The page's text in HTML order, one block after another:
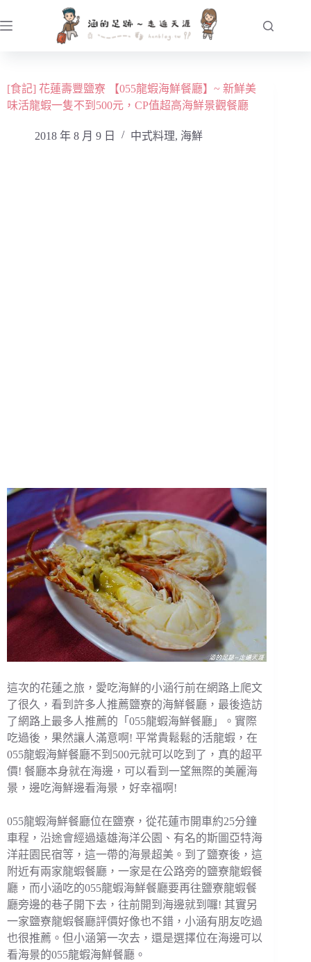
至
容[食記] 花蓮壽豐鹽寮 【055龍蝦海鮮餐廳】~ 新鮮美
味活龍蝦一隻不到500元，CP值超高海鮮景觀餐廳
2018 年 8 月 9 日 中式料理, 海鮮
這次的花蓮之旅，愛吃海鮮的小涵行前在網路上爬文
了很久，看到許多人推薦鹽寮的海鮮餐廳，最後造訪
了網路上最多人推薦的「055龍蝦海鮮餐廳」。實際
吃過後，果然讓人滿意啊! 平常貴鬆鬆的活龍蝦，在
055龍蝦海鮮餐廳不到500元就可以吃到了，真的超平
價! 餐廳本身就在海邊，可以看到一望無際的美麗海
景，邊吃海鮮邊看海景，好幸福啊!
055龍蝦海鮮餐廳位在鹽寮，從花蓮市開車約25分鐘
車程，沿途會經過遠雄海洋公園、有名的斯圖亞特海
洋莊園民宿等，這一帶的海景超美。到了鹽寮後，這
附近有兩家龍蝦餐廳，一家是在公路旁的鹽寮龍蝦餐
廳，而小涵吃的055龍蝦海鮮餐廳要再往鹽寮龍蝦餐
廳旁邊的巷子開下去，往前開到海邊就到囉! 其實另
一家鹽寮龍蝦餐廳評價好像也不錯，小涵有朋友吃過
也很推薦。但小涵第一次去，還是選擇位在海邊可以
看海景的055龍蝦海鮮餐廳。